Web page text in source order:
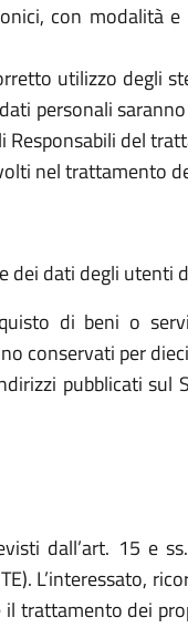
con modalità
utilizzo degli
personali
del
nel trattamento
dei dati degli utenti
di beni o
conservati per
pubblicati sul
dall’art. 15 e
L’interessato,
trattamento dei